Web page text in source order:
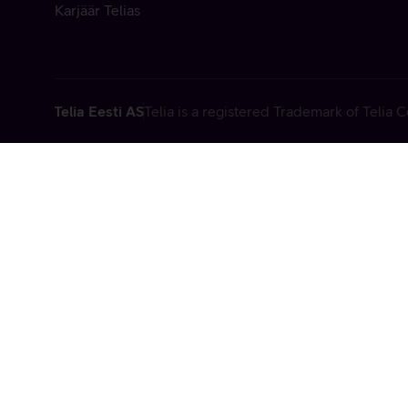
Karjäär Telias
Telia Eesti ASTelia is a registered Trademark of Telia